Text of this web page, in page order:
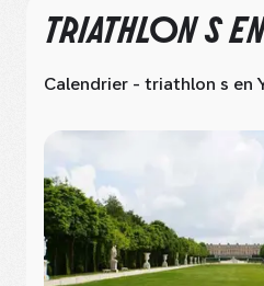
TRIATHLON S
Calendrier - triathlon s en